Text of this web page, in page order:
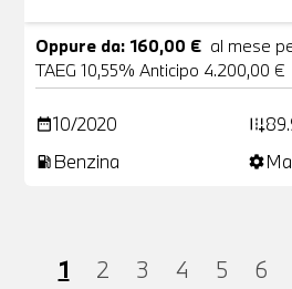
Oppure da: 160,00 € al mese
TAEG 10,55% Anticipo 4.200,00 €
date_range10/2020 add_road
local_gas_station Benzina settings
1 2 3 4 5 6